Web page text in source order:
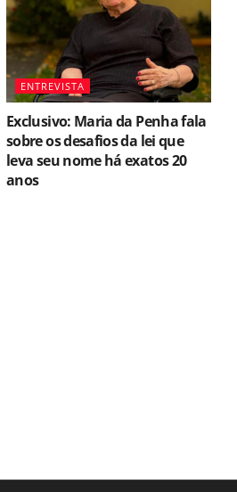
ENTREVISTA
Exclusivo: Maria da Penha fala
sobre os desafios da lei que
leva seu nome há exatos 20
anos